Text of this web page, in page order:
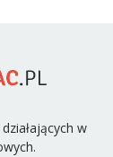
w